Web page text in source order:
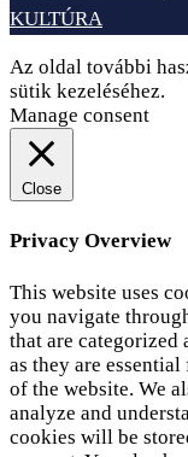
KULTÚRA
Az oldal további
sütik kezeléséhez.
Manage consent
Close
Privacy Overview
This website uses
you navigate
that are categorized
as they are
of the website. We
analyze and
cookies will be